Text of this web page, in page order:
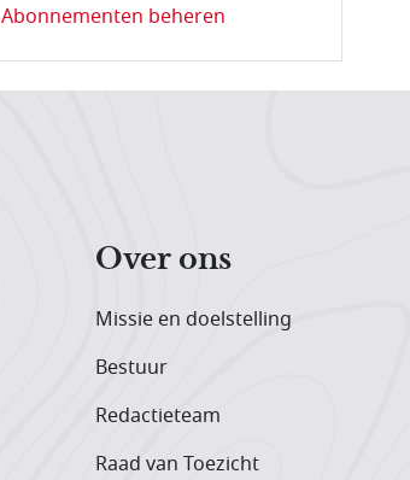
Abonnementen beheren
Over ons
Missie en doelstelling
Bestuur
Redactieteam
Raad van Toezicht